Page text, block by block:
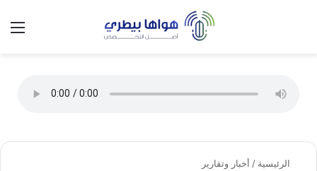
الوضع
الرئيسية / أخبار وتقارير